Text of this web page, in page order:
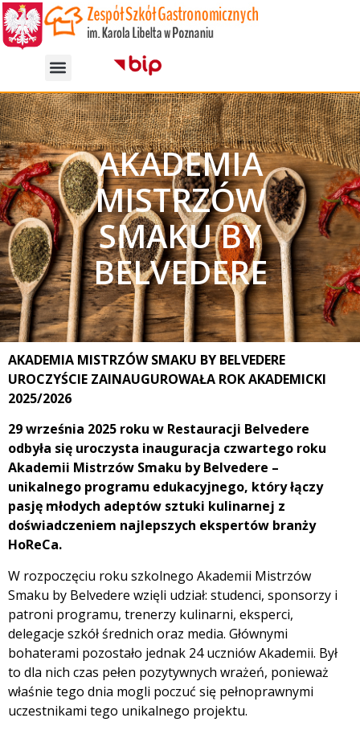
AKADEMIA
MISTRZÓW
SMAKU BY
BELVEDERE
AKADEMIA MISTRZÓW SMAKU BY BELVEDERE
UROCZYŚCIE ZAINAUGUROWAŁA ROK AKADEMICKI
2025/2026
29 września 2025 roku w Restauracji Belvedere
odbyła się uroczysta inauguracja czwartego roku
Akademii Mistrzów Smaku by Belvedere –
unikalnego programu edukacyjnego, który łączy
pasję młodych adeptów sztuki kulinarnej z
doświadczeniem najlepszych ekspertów branży
HoReCa.
W rozpoczęciu roku szkolnego Akademii Mistrzów
Smaku by Belvedere wzięli udział: studenci, sponsorzy i
patroni programu, trenerzy kulinarni, eksperci,
delegacje szkół średnich oraz media. Głównymi
bohaterami pozostało jednak 24 uczniów Akademii. Był
to dla nich czas pełen pozytywnych wrażeń, ponieważ
właśnie tego dnia mogli poczuć się pełnoprawnymi
uczestnikami tego unikalnego projektu.